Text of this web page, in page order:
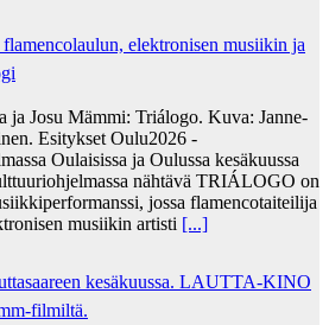
elektronisen musiikin ja
ja Josu Mämmi: Triálogo. Kuva: Janne-
Esitykset Oulu2026 -
Oulaisissa ja Oulussa kesäkuussa
nähtävä TRIÁLOGO on
jossa flamencotaiteilija
musiikin artisti [...]
kesäkuussa. LAUTTA-KINO
filmiltä.